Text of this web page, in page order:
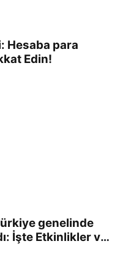
Hesaba para
Edin!
genelinde
İşte Etkinlikler ve